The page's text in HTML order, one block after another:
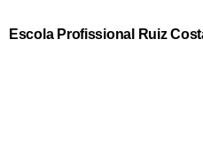
Escola Profissional Ruiz